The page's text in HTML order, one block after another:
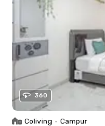
360
Coliving • Campur